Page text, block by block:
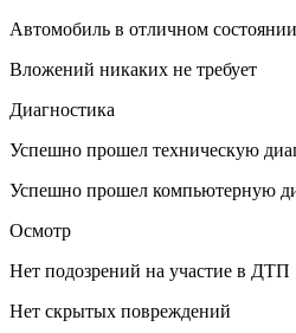
Автомобиль в отличном состоянии
Вложений никаких не требует
Диагностика
Успешно прошел техническую
Успешно прошел компьютерную
Осмотр
Нет подозрений на участие в ДТП
Нет скрытых повреждений